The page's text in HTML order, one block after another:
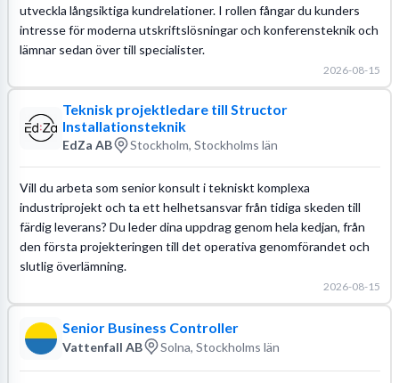
utveckla långsiktiga kundrelationer. I rollen fångar du kunders
intresse för moderna utskriftslösningar och konferensteknik och
lämnar sedan över till specialister.
2026-08-15
Teknisk projektledare till Structor
Installationsteknik
EdZa AB Stockholm, Stockholms län
Vill du arbeta som senior konsult i tekniskt komplexa
industriprojekt och ta ett helhetsansvar från tidiga skeden till
färdig leverans? Du leder dina uppdrag genom hela kedjan, från
den första projekteringen till det operativa genomförandet och
slutlig överlämning.
2026-08-15
Senior Business Controller
Vattenfall AB Solna, Stockholms län